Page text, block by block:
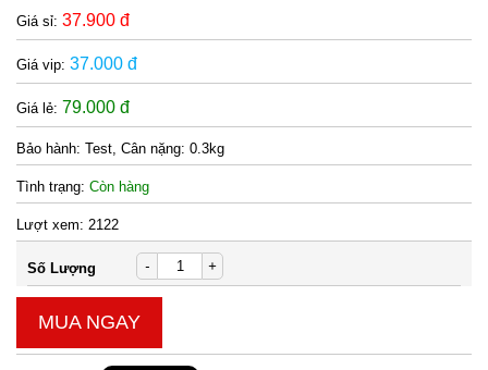
Giá sỉ: 37.900 đ
Giá vip: 37.000 đ
Giá lẻ: 79.000 đ
Bảo hành: Test, Cân nặng: 0.3kg
Tình trạng: Còn hàng
Lượt xem: 2122
Số Lượng - +
MUA NGAY